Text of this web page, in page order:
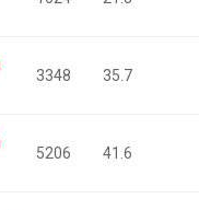
3348 35.7
5206 41.6